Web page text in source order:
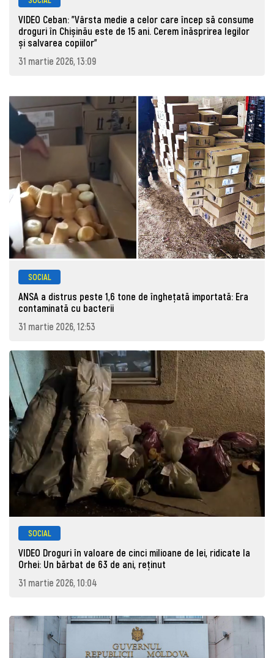
VIDEO Ceban: "Vârsta medie a celor care încep să consume
droguri în Chișinău este de 15 ani. Cerem înăsprirea legilor
și salvarea copiilor"
31 martie 2026, 13:09
SOCIAL
ANSA a distrus peste 1,6 tone de înghețată importată: Era
contaminată cu bacterii
31 martie 2026, 12:53
SOCIAL
VIDEO Droguri în valoare de cinci milioane de lei, ridicate la
Orhei: Un bărbat de 63 de ani, reţinut
31 martie 2026, 10:04